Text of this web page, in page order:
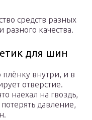
средств разных
качества.
для шин
плёнку внутри, и в
отверстие.
наехал на гвоздь,
давление,